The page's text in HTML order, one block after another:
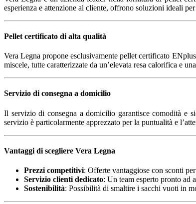
esperienza e attenzione al cliente, offrono soluzioni ideali
Pellet certificato di alta qualità
Vera Legna propone esclusivamente pellet certificato
miscele, tutte caratterizzate da un’elevata resa calorifica e
Servizio di consegna a domicilio
Il servizio di consegna a domicilio garantisce comodità e
servizio è particolarmente apprezzato per la puntualità e
Vantaggi di scegliere Vera Legna
Prezzi competitivi: Offerte vantaggiose con sconti
Servizio clienti dedicato: Un team esperto pronto ad
Sostenibilità: Possibilità di smaltire i sacchi vuoti in